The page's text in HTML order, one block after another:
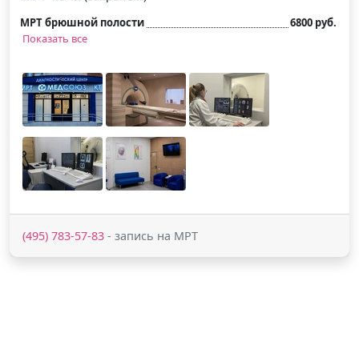
МРТ брюшной полости
6800 руб.
Показать все
(495) 783-57-83 - запись на МРТ